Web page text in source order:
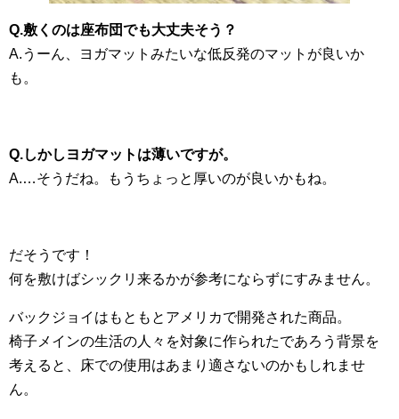
Q.敷くのは座布団でも大丈夫そう？
A.うーん、ヨガマットみたいな低反発のマットが良いか
も。
Q.しかしヨガマットは薄いですが。
A.…そうだね。もうちょっと厚いのが良いかもね。
だそうです！
何を敷けばシックリ来るかが参考にならずにすみません。
バックジョイはもともとアメリカで開発された商品。
椅子メインの生活の人々を対象に作られたであろう背景を
考えると、床での使用はあまり適さないのかもしれませ
ん。